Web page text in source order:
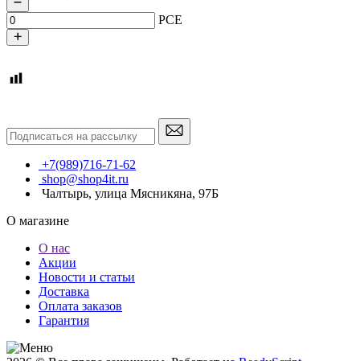
PCE
+7(989)716-71-62
shop@shop4it.ru
Чалтырь, улица Мясникяна, 97Б
О магазине
О нас
Акции
Новости и статьи
Доставка
Оплата заказов
Гарантия